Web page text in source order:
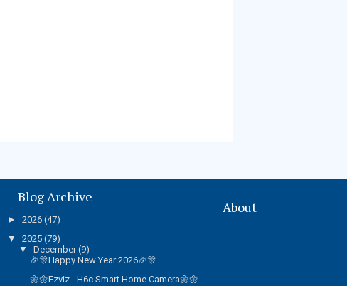
Blog Archive
► 2026 (47)
▼ 2025 (79)
▼ December(9)
🎉🎊Happy New Year 2026🎉🎊
🌼🌼Ezviz - H6c Smart Home Camera🌼🌼
About